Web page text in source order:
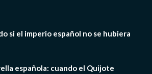
si el imperio español no se hubiera
española: cuando el Quijote